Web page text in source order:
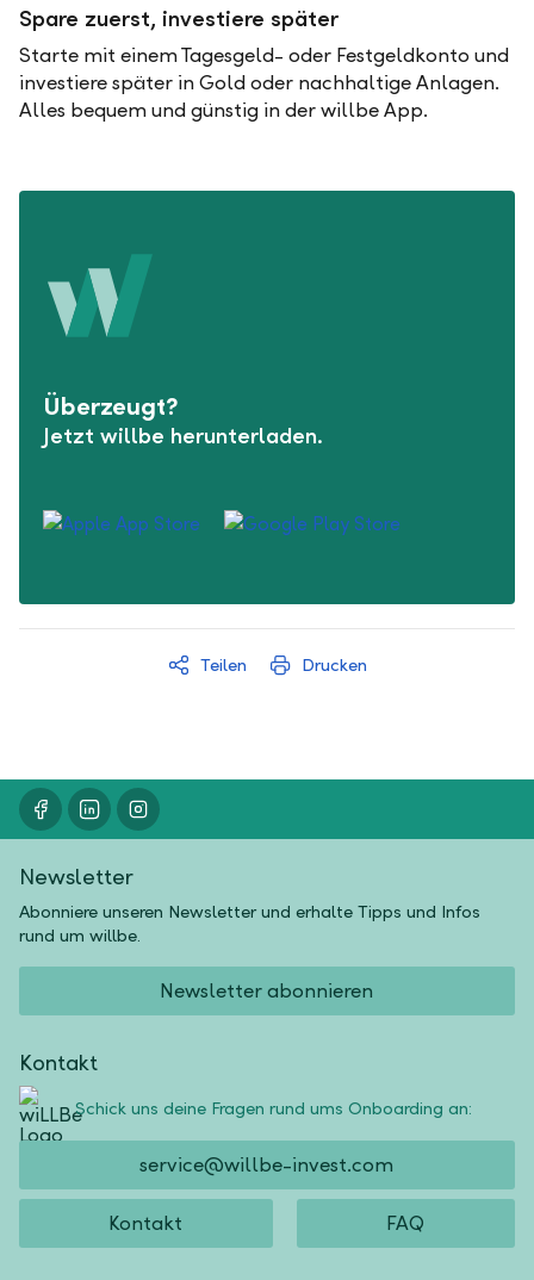
Spare zuerst, investiere später
Starte mit einem Tagesgeld- oder Festgeldkonto und
investiere später in Gold oder nachhaltige Anlagen.
Alles bequem und günstig in der willbe App.
Überzeugt?
Jetzt willbe herunterladen.
Teilen Drucken
Newsletter
Abonniere unseren Newsletter und erhalte Tipps und Infos
rund um willbe.
Newsletter abonnieren
Kontakt
Schick uns deine Fragen rund ums Onboarding an:
service@willbe-invest.com
Kontakt FAQ